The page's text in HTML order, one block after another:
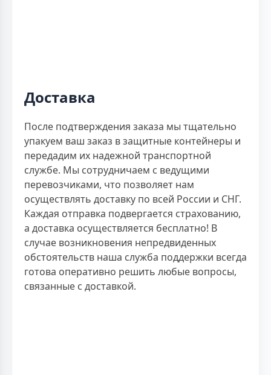
Доставка
После подтверждения заказа мы тщательно
упакуем ваш заказ в защитные контейнеры и
передадим их надежной транспортной
службе. Мы сотрудничаем с ведущими
перевозчиками, что позволяет нам
осуществлять доставку по всей России и СНГ.
Каждая отправка подвергается страхованию,
а доставка осуществляется бесплатно! В
случае возникновения непредвиденных
обстоятельств наша служба поддержки всегда
готова оперативно решить любые вопросы,
связанные с доставкой.